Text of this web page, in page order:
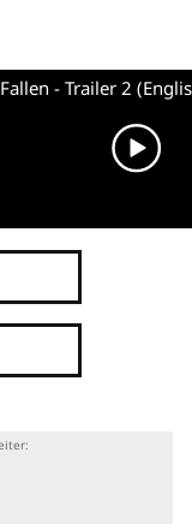
Fallen - Trailer 2